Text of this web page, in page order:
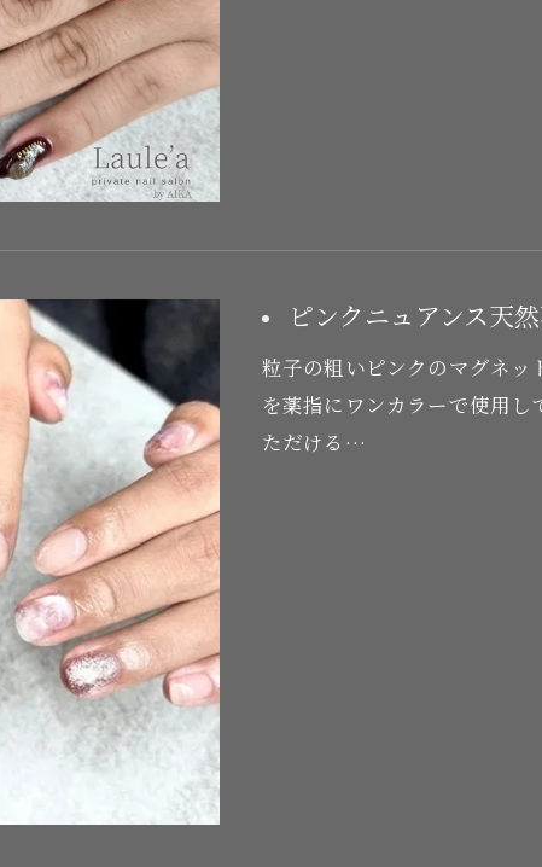
ピンクニュアンス天
粒子の粗いピンクのマグネ
を薬指にワンカラーで使用
ただける…